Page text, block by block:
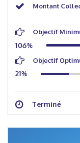
Montant
Objectif
106%
Objectif
21%
Terminé